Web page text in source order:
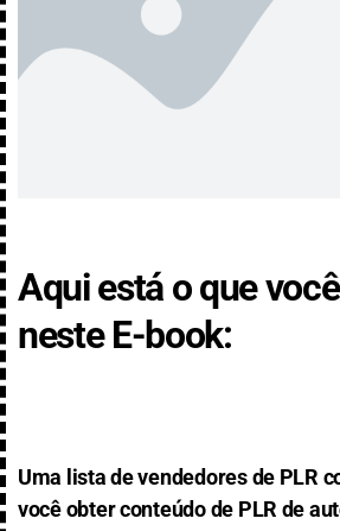
Aqui está o que
neste E-book:
Uma lista de vendedores de PLR
você obter conteúdo de PLR de